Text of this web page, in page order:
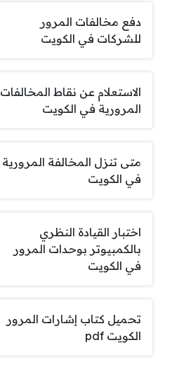
دفع مخالفات المرور
للشركات في الكويت
الاستعلام عن نقاط المخالفات
المرورية في الكويت
متى تنزل المخالفة المرورية
في الكويت
اختبار القيادة النظري
بالكمبيوتر بوحدات المرور
في الكويت
تحميل كتاب إشارات المرور
الكويت pdf